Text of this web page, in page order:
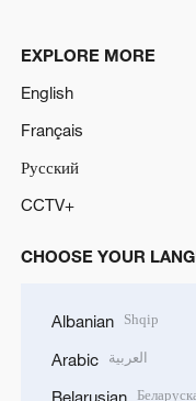
EXPLORE MORE
English
Français
Русский
CCTV+
CHOOSE YOUR
Albanian Shqip
Arabic العربية
Belarusian